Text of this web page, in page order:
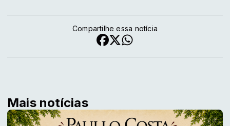
Compartilhe essa notícia
Mais notícias